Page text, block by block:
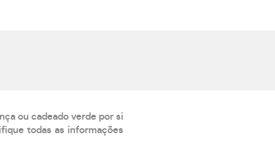
ou cadeado verde por si
todas as informações